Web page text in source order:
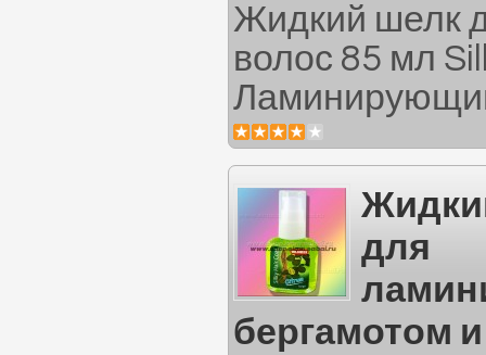
Жидкий шелк
волос 85 мл
для
бергамотом